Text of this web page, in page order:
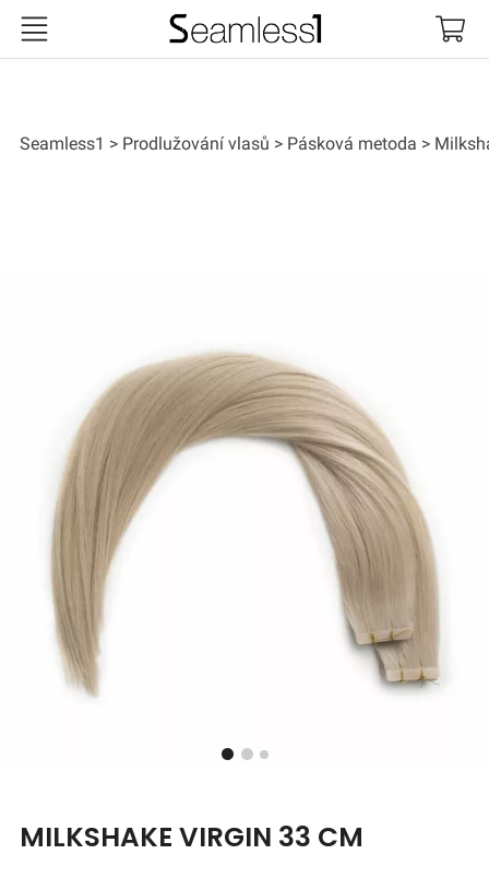
Seamless1 Prodlužování vlasů Pásková metoda
MILKSHAKE VIRGIN 33 CM